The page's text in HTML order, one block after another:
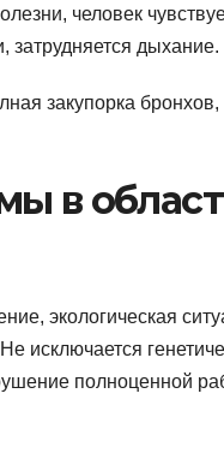
человек
затрудняется дыхание.
закупорка бронхов,
в
экологическая
исключается
полноценной